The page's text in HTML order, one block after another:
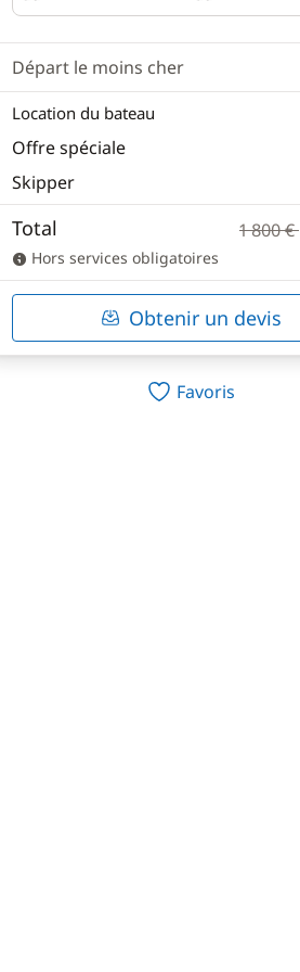
Départ le moins cher
Location du bateau
Offre spéciale
Skipper
Total 1 800 €
Hors services obligatoires
Obtenir un devis
Favoris